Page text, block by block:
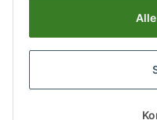
Sichere Zahlung